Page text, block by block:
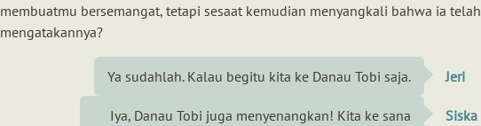
membuatmu bersemangat, tetapi sesaat kemudian menyangkali bahwa ia telah
mengatakannya?
Jeri
Ya sudahlah. Kalau begitu kita ke Danau Tobi saja.
Siska
Iya, Danau Tobi juga menyenangkan! Kita ke sana